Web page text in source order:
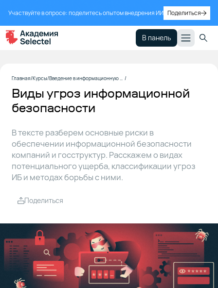
Участвуйте в опросе: поделитесь опытом внедрения ИИ Поделиться
В панель
1
информационной
безопасности
оценки
уязвимостей
3
Классификация
угроз
безопасности
Примеры
типичных
угроз
Как
Главная Курсы Введение в информационную безопасность
Виды угроз информационной
безопасности
В тексте разберем основные риски в
обеспечении информационной безопасности
компаний и госструктур. Расскажем о видах
потенциального ущерба, классификации угроз
ИБ и методах борьбы с ними.
Поделиться